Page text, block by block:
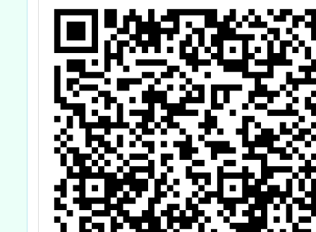
習課程
會)」
二、
課程